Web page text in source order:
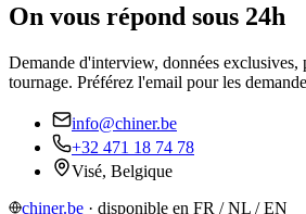
On vous répond sous 24h
Demande d'interview, données exclusives,
tournage. Préférez l'email pour les
info@chiner.be
+32 471 18 74 78
Visé, Belgique
chiner.be · disponible en FR / NL / EN